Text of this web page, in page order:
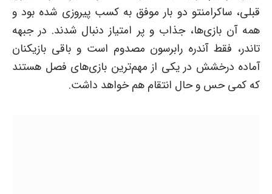
قبلی، ساکرامنتو دو بار موفق به کسب پیروزی شده بود و
همه آن بازی‌ها، جذاب و پر امتیاز دنبال شدند. در جبهه
تاندر، فقط آندره رابرسون مصدوم است و باقی بازیکنان
آماده درخشش در یکی از مهم‌ترین بازی‌های فصل هستند
که کمی حس و حال انتقام هم خواهد داشت.